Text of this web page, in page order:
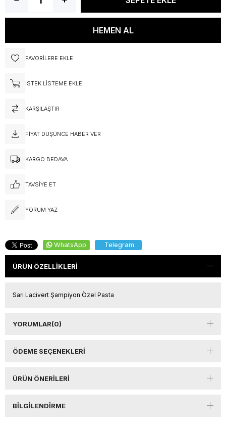
FAVORILERE EKLE
İSTEK LISTEME EKLE
KARŞILAŞTIR
FIYAT DÜŞÜNCE HABER VER
KARGO BEDAVA
TAVSIYE ET
YORUM YAZ
WhatsApp Telegram
ÜRÜN ÖZELLIKLERI
Sarı Lacivert Şampiyon Özel Pasta
YORUMLAR(0)
ÖDEME SEÇENEKLERI
ÜRÜN ÖNERILERI
BILGILENDIRME